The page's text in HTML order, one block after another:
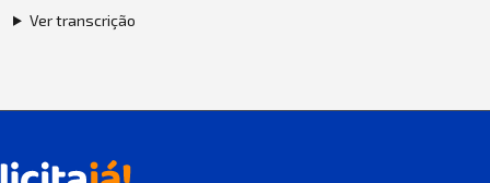
Ver transcrição